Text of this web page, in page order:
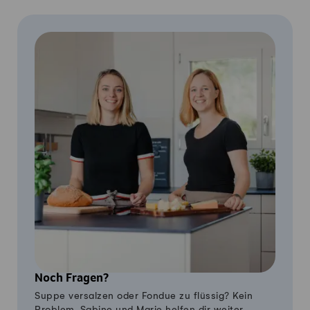
Noch Fragen?
Suppe versalzen oder Fondue zu flüssig? Kein